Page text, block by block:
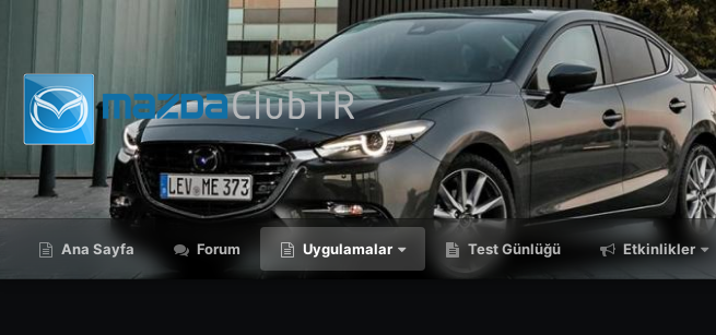
Ana Sayfa Forum Uygulamalar Test Günlüğü Etkinlikler